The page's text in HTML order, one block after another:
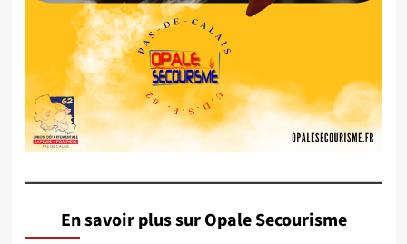
En savoir plus sur Opale Secourisme